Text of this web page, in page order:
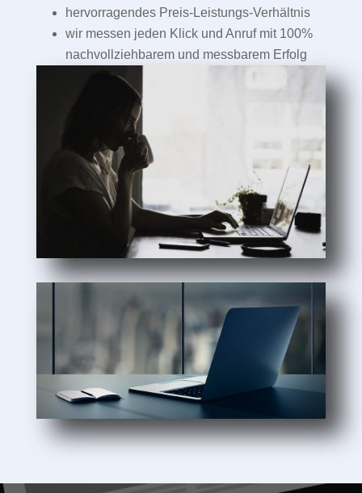
hervorragendes Preis-Leistungs-Verhältnis
wir messen jeden Klick und Anruf mit 100%
nachvollziehbarem und messbarem Erfolg